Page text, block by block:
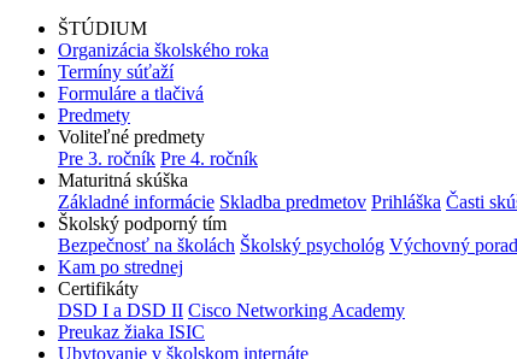
ŠTÚDIUM
Organizácia školského roka
Termíny súťaží
Formuláre a tlačivá
Predmety
Voliteľné predmety
Pre 3. ročník Pre 4. ročník
Maturitná skúška
Základné informácie Skladba predmetov Prihláška Časti
Školský podporný tím
Bezpečnosť na školách Školský psychológ Výchovný
Kam po strednej
Certifikáty
DSD I a DSD II Cisco Networking Academy
Preukaz žiaka ISIC
Ubytovanie v školskom internáte